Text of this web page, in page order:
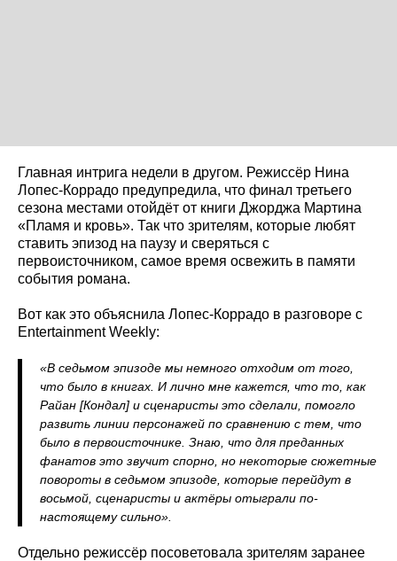
Главная интрига недели в другом. Режиссёр Нина
Лопес-Коррадо предупредила, что финал третьего
сезона местами отойдёт от книги Джорджа Мартина
«Пламя и кровь». Так что зрителям, которые любят
ставить эпизод на паузу и сверяться с
первоисточником, самое время освежить в памяти
события романа.
Вот как это объяснила Лопес-Коррадо в разговоре с
Entertainment Weekly:
«В седьмом эпизоде мы немного отходим от того,
что было в книгах. И лично мне кажется, что то, как
Райан [Кондал] и сценаристы это сделали, помогло
развить линии персонажей по сравнению с тем, что
было в первоисточнике. Знаю, что для преданных
фанатов это звучит спорно, но некоторые сюжетные
повороты в седьмом эпизоде, которые перейдут в
восьмой, сценаристы и актёры отыграли по-
настоящему сильно».
Отдельно режиссёр посоветовала зрителям заранее